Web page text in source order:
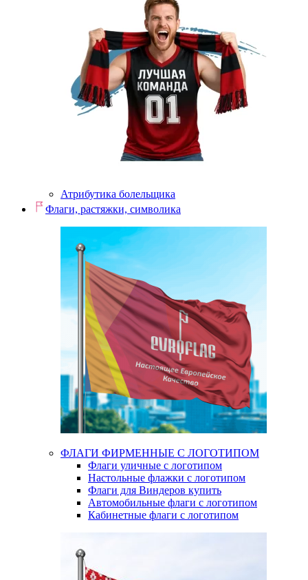
Атрибутика болельщика
Флаги, растяжки, символика
ФЛАГИ ФИРМЕННЫЕ С ЛОГОТИПОМ
Флаги уличные с логотипом
Настольные флажки с логотипом
Флаги для Виндеров купить
Автомобильные флаги с логотипом
Кабинетные флаги с логотипом